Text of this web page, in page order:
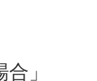
」